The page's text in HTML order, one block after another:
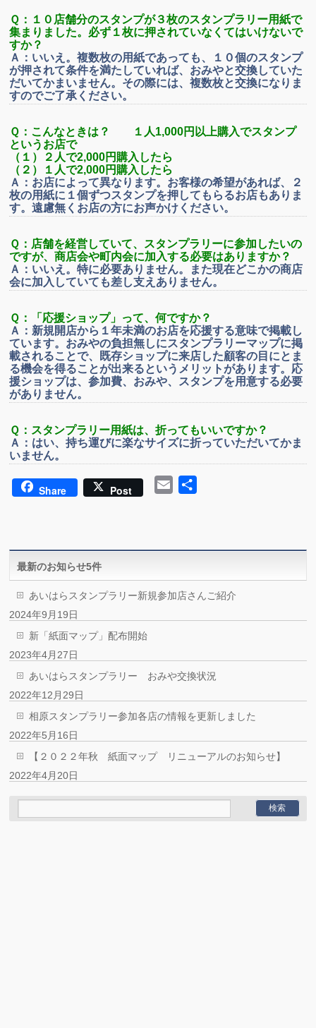
Ｑ：１０店舗分のスタンプが３枚のスタンプラリー用紙で
集まりました。必ず１枚に押されていなくてはいけないで
すか？
Ａ：いいえ。複数枚の用紙であっても、１０個のスタンプ
が押されて条件を満たしていれば、おみやと交換していた
だいてかまいません。その際には、複数枚と交換になりま
すのでご了承ください。
Ｑ：こんなときは？ １人1,000円以上購入でスタンプ
というお店で
（１）２人で2,000円購入したら
（２）１人で2,000円購入したら
Ａ：お店によって異なります。お客様の希望があれば、２
枚の用紙に１個ずつスタンプを押してもらるお店もありま
す。遠慮無くお店の方にお声かけください。
Ｑ：店舗を経営していて、スタンプラリーに参加したいの
ですが、商店会や町内会に加入する必要はありますか？
Ａ：いいえ。特に必要ありません。また現在どこかの商店
会に加入していても差し支えありません。
Ｑ：「応援ショップ」って、何ですか？
Ａ：新規開店から１年未満のお店を応援する意味で掲載し
ています。おみやの負担無しにスタンプラリーマップに掲
載されることで、既存ショップに来店した顧客の目にとま
る機会を得ることが出来るというメリットがあります。応
援ショップは、参加費、おみや、スタンプを用意する必要
がありません。
Ｑ：スタンプラリー用紙は、折ってもいいですか？
Ａ：はい、持ち運びに楽なサイズに折っていただいてかま
いません。
Share Post Email
最新のお知らせ5件
あいはらスタンプラリー新規参加店さんご紹介
2024年9月19日
新「紙面マップ」配布開始
2023年4月27日
あいはらスタンプラリー おみや交換状況
2022年12月29日
相原スタンプラリー参加各店の情報を更新しました
2022年5月16日
【２０２２年秋 紙面マップ リニューアルのお知らせ】
2022年4月20日